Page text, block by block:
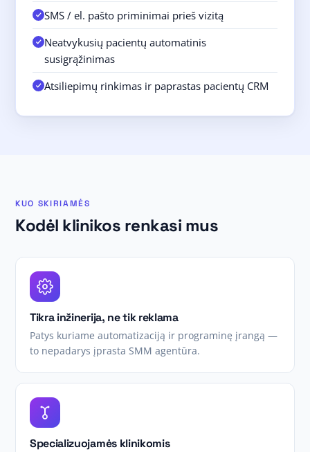
SMS / el. pašto priminimai prieš vizitą
Neatvykusių pacientų automatinis
susigrąžinimas
Atsiliepimų rinkimas ir paprastas pacientų CRM
KUO SKIRIAMĖS
Kodėl klinikos renkasi mus
Tikra inžinerija, ne tik reklama
Patys kuriame automatizaciją ir programinę įrangą —
to nepadarys įprasta SMM agentūra.
Specializuojamės klinikomis